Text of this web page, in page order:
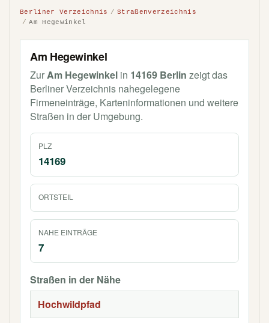
Berliner Verzeichnis
Straßenverzeichnis
Am Hegewinkel
Am Hegewinkel
ZurAm Hegewinkel in 14169 Berlin zeigt das
Berliner Verzeichnis nahegelegene
Firmeneinträge, Karteninformationen und weitere
Straßen in der Umgebung.
PLZ
14169
ORTSTEIL
NAHE EINTRÄGE
7
Straßen in der Nähe
Hochwildpfad